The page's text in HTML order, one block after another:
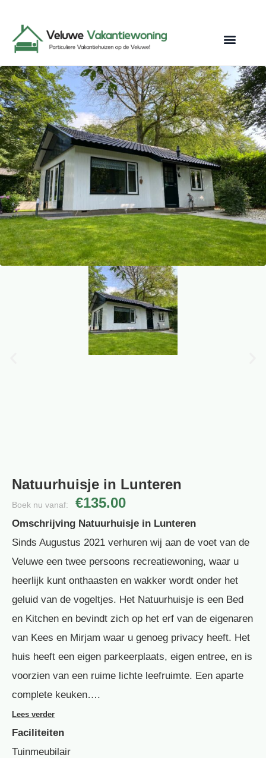
Natuurhuisje in Lunteren
Boek nu vanaf: €135.00
Omschrijving Natuurhuisje in Lunteren
Sinds Augustus 2021 verhuren wij aan de voet van de
Veluwe een twee persoons recreatiewoning, waar u
heerlijk kunt onthaasten en wakker wordt onder het
geluid van de vogeltjes. Het Natuurhuisje is een Bed
en Kitchen en bevindt zich op het erf van de eigenaren
van Kees en Mirjam waar u genoeg privacy heeft. Het
huis heeft een eigen parkeerplaats, eigen entree, en is
voorzien van een ruime lichte leefruimte. Een aparte
complete keuken….
Lees verder
Faciliteiten
Tuinmeubilair